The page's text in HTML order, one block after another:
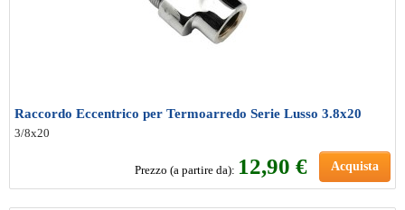
Raccordo Eccentrico per Termoarredo Serie Lusso 3.8x20
3/8x20
Prezzo (a partire da): 12,90 € Acquista